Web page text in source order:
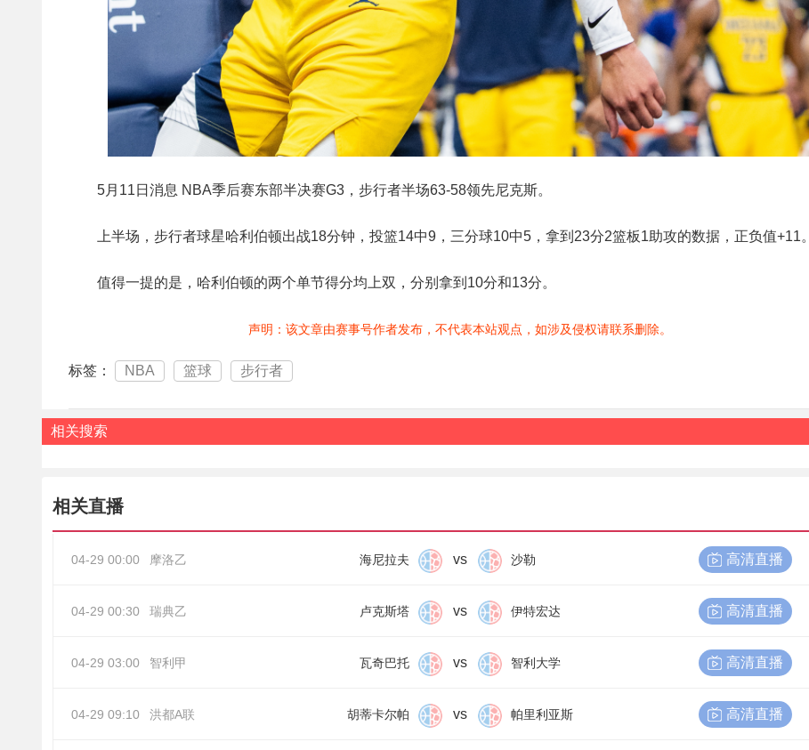
5月11日消息 NBA季后赛东部半决赛G3，步行者半场63-58领先尼克斯。
上半场，步行者球星哈利伯顿出战18分钟，投篮14中9，三分球10中5，拿到23分2篮板1助攻的数据，正负值+11。
值得一提的是，哈利伯顿的两个单节得分均上双，分别拿到10分和13分。
声明：该文章由赛事号作者发布，不代表本站观点，如涉及侵权请联系删除。
标签： NBA 篮球 步行者
相关搜索
相关直播
04-29 00:00 摩洛乙 海尼拉夫 vs 沙勒 高清直播
04-29 00:30 瑞典乙 卢克斯塔 vs 伊特宏达 高清直播
04-29 03:00 智利甲 瓦奇巴托 vs 智利大学 高清直播
04-29 09:10 洪都A联 胡蒂卡尔帕 vs 帕里利亚斯 高清直播